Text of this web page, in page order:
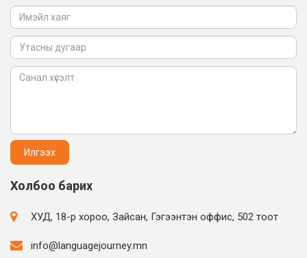
Холбоо барих
ХУД, 18-р хороо, Зайсан, Гэгээнтэн оффис, 502 тоот
info@languagejourney.mn